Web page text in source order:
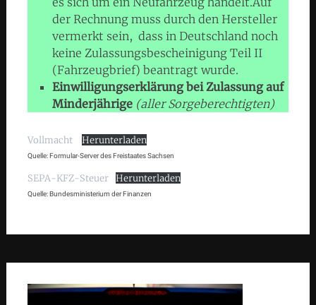
der Rechnung muss durch den Hersteller
vermerkt sein, dass in Deutschland noch
keine Zulassungsbescheinigung Teil II
(Fahrzeugbrief) beantragt wurde.
Einwilligungserklärung bei Zulassung auf
Minderjährige (aller Sorgeberechtigten)
Vollmacht Herunterladen
Quelle: Formular-Server des Freistaates Sachsen
SEPA-KFZ-Steuer Herunterladen
Quelle: Bundesministerium der Finanzen